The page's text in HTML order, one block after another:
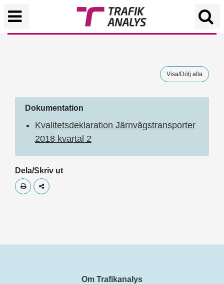
Visa/Dölj alla
Dokumentation
Kvalitetsdeklaration Järnvägstransporter
2018 kvartal 2
Dela/Skriv ut
Skriv utDela
Om Trafikanalys